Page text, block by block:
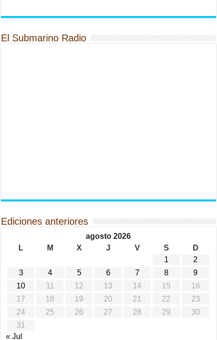
El Submarino Radio
Ediciones anteriores
agosto 2026
L
M X J V S
D
1
2
3
4 5 6 7 8
9
10
11 12 13 14 15
16
17
18 19 20 21 22
23
24
25 26 27 28 29
30
31
« Jul